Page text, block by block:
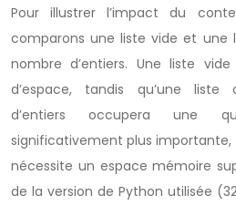
Pour illustrer l’impact du
comparons une liste vide et une
nombre d’entiers. Une liste
d’espace, tandis qu’une liste
d’entiers occupera une
significativement plus
nécessite un espace mémoire
de la version de Python utilisée